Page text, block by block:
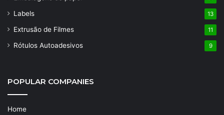
Labels 13
Extrusão de Filmes 11
Rótulos Autoadesivos 9
POPULAR COMPANIES
Home